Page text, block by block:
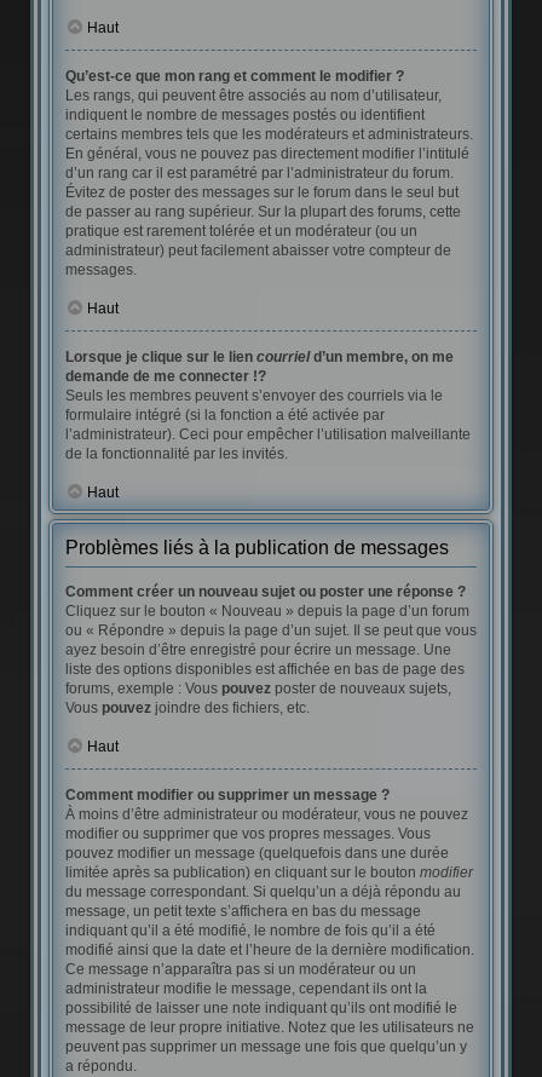
Haut
Qu’est-ce que mon rang et comment le modifier ?
Les rangs, qui peuvent être associés au nom d’utilisateur,
indiquent le nombre de messages postés ou identifient
certains membres tels que les modérateurs et administrateurs.
En général, vous ne pouvez pas directement modifier l’intitulé
d’un rang car il est paramétré par l’administrateur du forum.
Évitez de poster des messages sur le forum dans le seul but
de passer au rang supérieur. Sur la plupart des forums, cette
pratique est rarement tolérée et un modérateur (ou un
administrateur) peut facilement abaisser votre compteur de
messages.
Haut
Lorsque je clique sur le lien courrield’un membre, on me
demande de me connecter !?
Seuls les membres peuvent s’envoyer des courriels via le
formulaire intégré (si la fonction a été activée par
l’administrateur). Ceci pour empêcher l’utilisation malveillante
de la fonctionnalité par les invités.
Haut
Problèmes liés à la publication de messages
Comment créer un nouveau sujet ou poster une réponse ?
Cliquez sur le bouton « Nouveau » depuis la page d’un forum
ou « Répondre » depuis la page d’un sujet. Il se peut que vous
ayez besoin d’être enregistré pour écrire un message. Une
liste des options disponibles est affichée en bas de page des
forums, exemple : Vous pouvezposter de nouveaux sujets,
Vous pouvezjoindre des fichiers, etc.
Haut
Comment modifier ou supprimer un message ?
À moins d’être administrateur ou modérateur, vous ne pouvez
modifier ou supprimer que vos propres messages. Vous
pouvez modifier un message (quelquefois dans une durée
limitée après sa publication) en cliquant sur le bouton modifier
du message correspondant. Si quelqu’un a déjà répondu au
message, un petit texte s’affichera en bas du message
indiquant qu’il a été modifié, le nombre de fois qu’il a été
modifié ainsi que la date et l’heure de la dernière modification.
Ce message n’apparaîtra pas si un modérateur ou un
administrateur modifie le message, cependant ils ont la
possibilité de laisser une note indiquant qu’ils ont modifié le
message de leur propre initiative. Notez que les utilisateurs ne
peuvent pas supprimer un message une fois que quelqu’un y
a répondu.